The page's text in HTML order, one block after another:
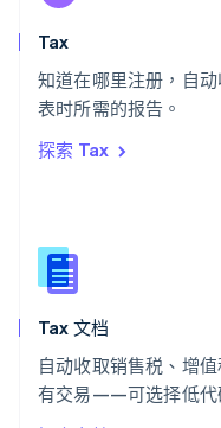
Tax
知道在哪里注册，自
表时所需的报告。
探索 Tax
Tax 文档
自动收取销售税、增
有交易——可选择低代
泰国
ไทยEnglish
English
English
新西兰
匈牙利
意大利
ItalianoEnglish
印度